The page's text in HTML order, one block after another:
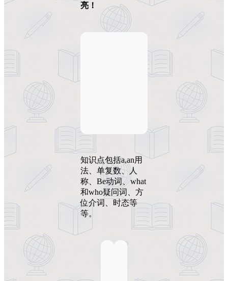
亮！
知识点包括a,an用
法、单复数、人
称、Be动词、what
和who疑问词、方
位介词、时态等
等。